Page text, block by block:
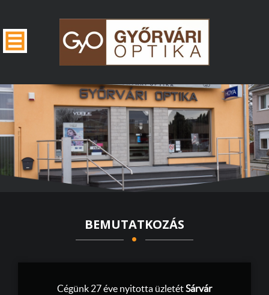
BEMUTATKOZÁS
Cégünk 27 éve nyitotta üzletétSárvár